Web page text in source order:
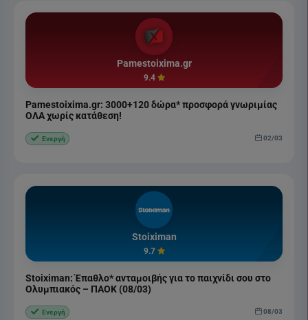
Pamestoixima.gr
9.4
Pamestoixima.gr: 3000+120 δώρα* προσφορά γνωριμίας
ΟΛΑ χωρίς κατάθεση!
Ενεργή 02/03
Stoiximan
9.7
Stoiximan: Έπαθλο* ανταμοιβής για το παιχνίδι σου στο
Ολυμπιακός – ΠΑΟΚ (08/03)
Ενεργή 08/03